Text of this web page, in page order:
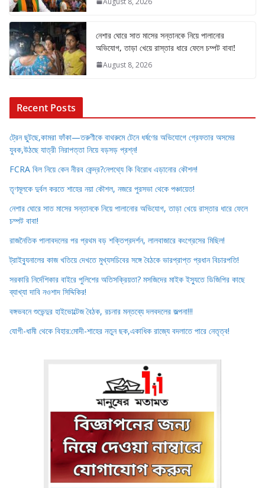
নেশার ঘোরে সাত মাসের সন্তানকে নিয়ে পালানোর
অভিযোগ, তাড়া খেয়ে রাস্তার ধারে ফেলে চম্পট বাবা!
August 8, 2026
Recent Posts
ট্রেন ছুটছে,কামরা ফাঁকা—তরুণীকে বাথরুমে টেনে ধর্ষণের অভিযোগে গ্রেফতার অসমের
যুবক,উঠছে যাত্রী নিরাপত্তা নিয়ে বড়সড় প্রশ্ন!
FCRA বিল নিয়ে কেন নীরব কেন্দ্র?নেপথ্যে কি বিরোধ এড়ানোর কৌশল!
তৃণমূলকে দুর্বল করতে শাহের নয়া কৌশল, নজরে পুরসভা থেকে পঞ্চায়েত!
নেশার ঘোরে সাত মাসের সন্তানকে নিয়ে পালানোর অভিযোগ, তাড়া খেয়ে রাস্তার ধারে ফেলে
চম্পট বাবা!
রাজনৈতিক পালাবদলের পর প্রথম বড় শক্তিপ্রদর্শন, লালবাজারে কংগ্রেসের মিছিল!
ট্রাইব্যুনালের কাজ খতিয়ে দেখতে মুখ্যসচিবের সঙ্গে বৈঠকে ভারপ্রাপ্ত প্রধান বিচারপতি!
সরকারি নির্দেশিকার বাইরে পুলিশের অতিসক্রিয়তা? মসজিদের মাইক ইস্যুতে ডিজিপির কাছে
ব্যাখ্যা দাবি নওশাদ সিদ্দিকির!
বঙ্গভবনে শুভেন্দুর হাইভোল্টেজ বৈঠক, রচনার মন্তব্যে দলবদলের জল্পনা!!!
যোগী-ধামী থেকে বিহার:মোদী-শাহের নতুন ছক,একাধিক রাজ্যে বদলাতে পারে নেতৃত্ব!